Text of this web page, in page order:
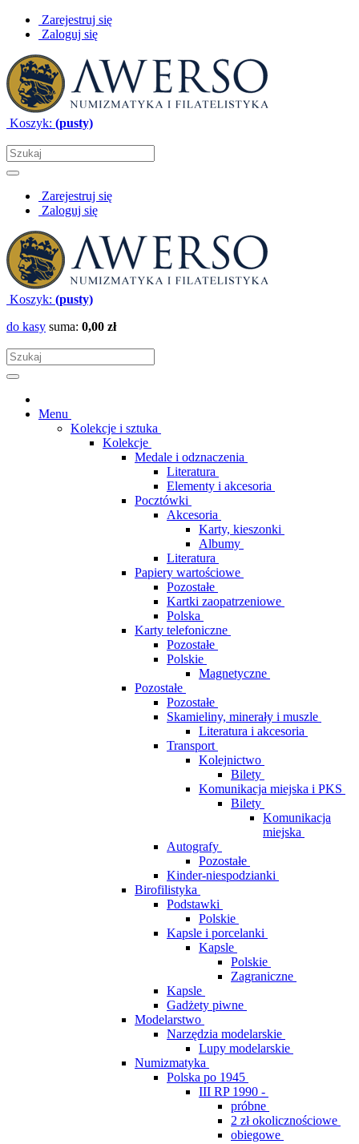
Zarejestruj się
Zaloguj się
Koszyk: (pusty)
Zarejestruj się
Zaloguj się
Koszyk: (pusty)
do kasy suma: 0,00 zł
Menu
Kolekcje i sztuka
Kolekcje
Medale i odznaczenia
Literatura
Elementy i akcesoria
Pocztówki
Akcesoria
Karty, kieszonki
Albumy
Literatura
Papiery wartościowe
Pozostałe
Kartki zaopatrzeniowe
Polska
Karty telefoniczne
Pozostałe
Polskie
Magnetyczne
Pozostałe
Pozostałe
Skamieliny, minerały i muszle
Literatura i akcesoria
Transport
Kolejnictwo
Bilety
Komunikacja miejska i PKS
Bilety
Komunikacja
miejska
Autografy
Pozostałe
Kinder-niespodzianki
Birofilistyka
Podstawki
Polskie
Kapsle i porcelanki
Kapsle
Polskie
Zagraniczne
Kapsle
Gadżety piwne
Modelarstwo
Narzędzia modelarskie
Lupy modelarskie
Numizmatyka
Polska po 1945
III RP 1990 -
próbne
2 zł okolicznościowe
obiegowe